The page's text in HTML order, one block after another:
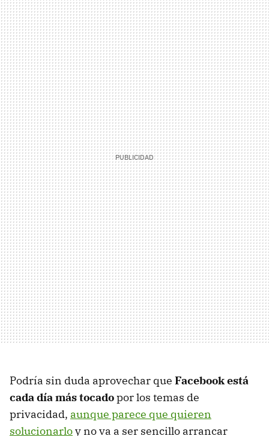
Podría sin duda aprovechar que Facebook está
cada día más tocadopor los temas de
privacidad, aunque parece que quieren
solucionarloy no va a ser sencillo arrancar